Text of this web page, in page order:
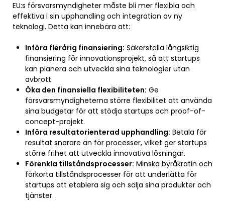
EU:s försvarsmyndigheter måste bli mer flexibla och
effektiva i sin upphandling och integration av ny
teknologi. Detta kan innebära att:
Införa flerårig finansiering: Säkerställa långsiktig
finansiering för innovationsprojekt, så att startups
kan planera och utveckla sina teknologier utan
avbrott.
Öka den finansiella flexibiliteten: Ge
försvarsmyndigheterna större flexibilitet att använda
sina budgetar för att stödja startups och proof-of-
concept-projekt.
Införa resultatorienterad upphandling: Betala för
resultat snarare än för processer, vilket ger startups
större frihet att utveckla innovativa lösningar.
Förenkla tillståndsprocesser: Minska byråkratin och
förkorta tillståndsprocesser för att underlätta för
startups att etablera sig och sälja sina produkter och
tjänster.